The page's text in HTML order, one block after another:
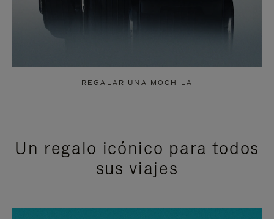
REGALAR UNA MOCHILA
Un regalo icónico para todos
sus viajes